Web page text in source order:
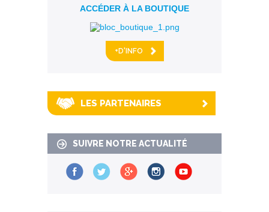
ACCÉDER À LA BOUTIQUE
+D'INFO
LES PARTENAIRES
SUIVRE NOTRE ACTUALITÉ